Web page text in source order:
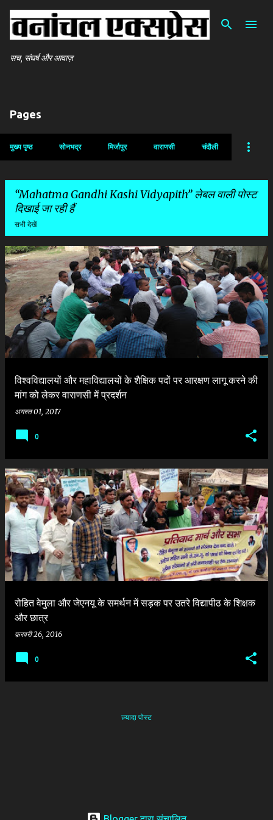
सीधे मुख्य सामग्री पर जाएं
सच, संघर्ष और आवाज़
Pages
मुख्य पृष्ठ सोनभद्र मिर्जापुर वाराणसी चंदौली
Mahatma Gandhi Kashi Vidyapith लेबल वाली पोस्ट
दिखाई जा रही हैं
सभी देखें
सं
दे
श
विश्वविद्यालयों और महाविद्यालयों के शैक्षिक पदों पर आरक्षण लागू करने की
मांग को लेकर वाराणसी में प्रदर्शन
अगस्त 01, 2017
0
रोहित वेमुला और जेएनयू के समर्थन में सड़क पर उतरे विद्यापीठ के शिक्षक
और छात्र
फ़रवरी 26, 2016
0
ज़्यादा पोस्ट